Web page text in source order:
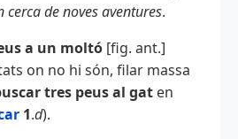
cerca de noves aventures.
a un moltó [fig. ant.]
on no hi són, filar massa
tres peus al gat en
1.d).